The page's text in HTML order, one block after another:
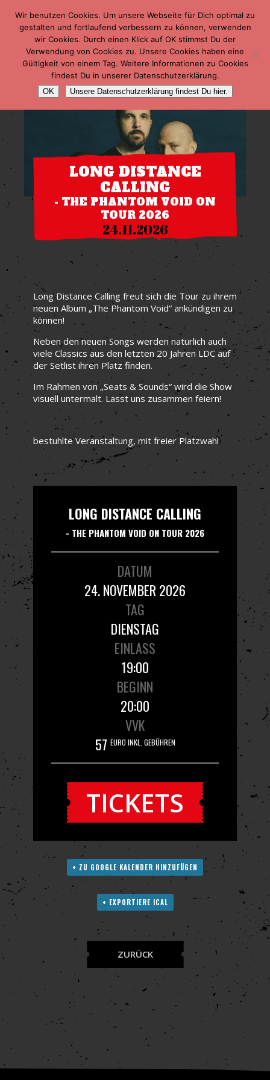
LONG DISTANCE
CALLING
- THE PHANTOM VOID ON
TOUR 2026
24.11.2026
Long Distance Calling freut sich die Tour zu ihrem
neuen Album „The Phantom Void“ ankündigen zu
können!
Neben den neuen Songs werden natürlich auch
viele Classics aus den letzten 20 Jahren LDC auf
der Setlist ihren Platz finden.
Im Rahmen von „Seats & Sounds“ wird die Show
visuell untermalt. Lasst uns zusammen feiern!
bestuhlte Veranstaltung, mit freier Platzwahl
LONG DISTANCE CALLING
- THE PHANTOM VOID ON TOUR 2026
DATUM
24. NOVEMBER 2026
TAG
DIENSTAG
EINLASS
19:00
BEGINN
20:00
VVK
57 EURO INKL. GEBÜHREN
TICKETS
+ ZU GOOGLE KALENDER HINZUFÜGEN
+ EXPORTIERE ICAL
ZURÜCK
Wir benutzen Cookies. Um unsere Webseite für Dich optimal zu
gestalten und fortlaufend verbessern zu können, verwenden
wir Cookies. Durch einen Klick auf OK stimmst Du der
Verwendung von Cookies zu. Unsere Cookies haben eine
Gültigkeit von einem Tag. Weitere Informationen zu Cookies
findest Du in unserer Datenschutzerklärung.
OK Unsere Datenschutzerklärung findest Du hier.